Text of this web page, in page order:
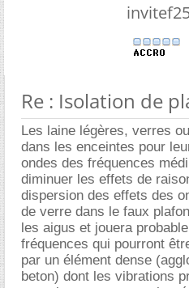
Re : Isolation de
Les laine légères, verres
dans les enceintes pour
ondes des fréquences
diminuer les effets de
dispersion des effets des
de verre dans le faux
les aigus et jouera
fréquences qui pourront
par un élément dense
beton) dont les vibrations